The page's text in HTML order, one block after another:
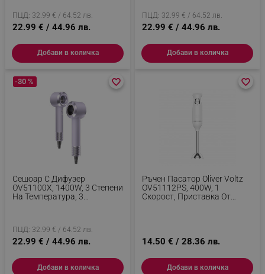
ПЦД: 32.99 € / 64.52 лв.
22.99 € / 44.96 лв.
Добави в количка
ПЦД: 32.99 € / 64.52 лв.
22.99 € / 44.96 лв.
Добави в количка
Сешоар С Дифузер
OV51100X, 1400W, 3 Степени
На Температура, 3
-30 %
ПЦД: 32.99 € / 64.52 лв.
22.99 € / 44.96 лв.
favorite_border
favorite_border
Добави в количка
Ръчен Пасатор Oliver Voltz
OV51112PS, 400W, 1
Скорост, Приставка От
14.50 € / 28.36 лв.
favorite_border
favorite_border
Добави в количка